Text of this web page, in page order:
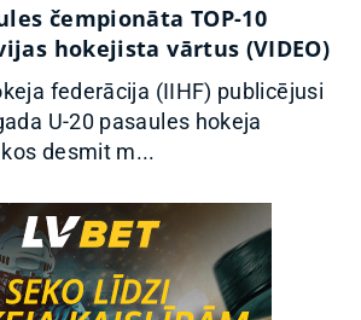
čempionāta TOP-10
hokejista vārtus (VIDEO)
federācija (IIHF) publicējusi
U-20 pasaules hokeja
desmit m...